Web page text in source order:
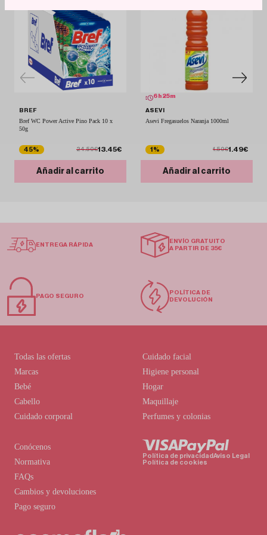
BREF
Bref WC Power Active Pino Pack 10 x
50g
45% 24.50€13.45€
Añadir al carrito
6 h 25m
ASEVI
Asevi Fregasuelos Naranja 1000ml
1% 1.50€1.49€
Añadir al carrito
ENTREGA RÁPIDA
ENVÍO GRATUITO
A PARTIR DE 35€
PAGO SEGURO
POLÍTICA DE
DEVOLUCIÓN
Conócenos
Normativa
FAQs
Cambios y devoluciones
Pago seguro
Todas las ofertas
Marcas
Bebé
Cabello
Cuidado corporal
Cuidado facial
Higiene personal
Hogar
Maquillaje
Perfumes y colonias
Política de privacidadAviso Legal
Política de cookies